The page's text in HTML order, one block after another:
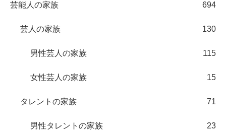
芸能人の家族 694
芸人の家族 130
男性芸人の家族 115
女性芸人の家族 15
タレントの家族 71
男性タレントの家族 23